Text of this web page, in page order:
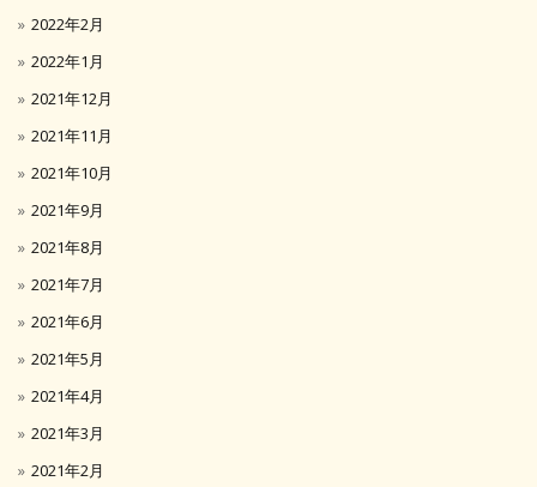
2022年2月
2022年1月
2021年12月
2021年11月
2021年10月
2021年9月
2021年8月
2021年7月
2021年6月
2021年5月
2021年4月
2021年3月
2021年2月